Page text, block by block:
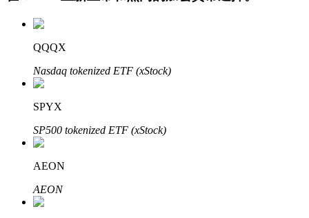
定投理财
QQQX
Nasdaq tokenized ETF (xStock)
SPYX
SP500 tokenized ETF (xStock)
AEON
AEON